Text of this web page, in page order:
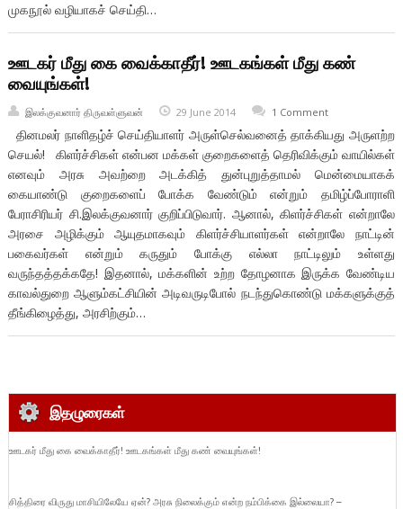
முகநூல் வழியாகச் செய்தி…
ஊடகர் மீது கை வைக்காதீர்! ஊடகங்கள் மீது கண்
வையுங்கள்!
இலக்குவனார் திருவள்ளுவன் 29 June 2014 1 Comment
தினமலர் நாளிதழ்ச் செய்தியாளர் அருள்செல்வனைத் தாக்கியது அருளற்ற
செயல்! கிளர்ச்சிகள் என்பன மக்கள் குறைகளைத் தெரிவிக்கும் வாயில்கள்
எனவும் அரசு அவற்றை அடக்கித் துன்புறுத்தாமல் மென்மையாகக்
கையாண்டு குறைகளைப் போக்க வேண்டும் என்றும் தமிழ்ப்போராளி
பேராசிரியர் சி.இலக்குவனார் குறிப்பிடுவார். ஆனால், கிளர்ச்சிகள் என்றாலே
அரசை அழிக்கும் ஆயுதமாகவும் கிளர்ச்சியாளர்கள் என்றாலே நாட்டின்
பகைவர்கள் என்றும் கருதும் போக்கு எல்லா நாட்டிலும் உள்ளது
வருந்தத்தக்கதே! இதனால், மக்களின் உற்ற தோழனாக இருக்க வேண்டிய
காவல்துறை ஆளும்கட்சியின் அடிவருடிபோல் நடந்துகொண்டு மக்களுக்குத்
தீங்கிழைத்து, அரசிற்கும்…
இதழுரைகள்
ஊடகர் மீது கை வைக்காதீர்! ஊடகங்கள் மீது கண் வையுங்கள்!
சித்திரை விருது மாசியிலேயே ஏன்? அரசு நிலைக்கும் என்ற நம்பிக்கை இல்லையா? –